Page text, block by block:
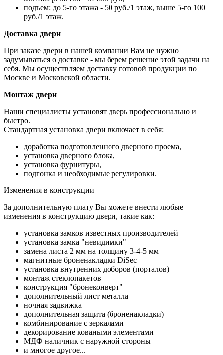
подъем: до 5-го этажа - 50 руб./1 этаж, выше 5-го 100
руб./1 этаж.
Доставка двери
При заказе двери в нашей компании Вам не нужно
задумываться о доставке - мы берем решение этой задачи на
себя. Мы осуществляем доставку готовой продукции по
Москве и Московской области.
Монтаж двери
Наши специалисты установят дверь профессионально и
быстро.
Стандартная установка двери включает в себя:
доработка подготовленного дверного проема,
установка дверного блока,
установка фурнитуры,
подгонка и необходимые регулировки.
Изменения в конструкции
За дополнительную плату Вы можете внести любые
изменения в конструкцию двери, такие как:
установка замков известных производителей
установка замка "невидимки"
замена листа 2 мм на толщину 3-4-5 мм
магнитные броненакладки DiSec
установка внутренних доборов (порталов)
монтаж стеклопакетов
конструкция "бронеконверт"
дополнительный лист металла
ночная задвижка
дополнительная защита (броненакладки)
комбинирование с зеркалами
декорирование коваными элементами
МДФ наличник с наружной стороны
и многое другое...